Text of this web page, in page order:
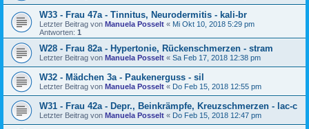
W33 - Frau 47a - Tinnitus, Neurodermitis - kali-br
Letzter Beitrag von Manuela Posselt « Mi Okt 10, 2018 5:29 pm
Antworten: 1
W28 - Frau 82a - Hypertonie, Rückenschmerzen - stram
Letzter Beitrag von Manuela Posselt « Sa Feb 17, 2018 12:38 pm
W32 - Mädchen 3a - Paukenerguss - sil
Letzter Beitrag von Manuela Posselt « Do Feb 15, 2018 12:55 pm
W31 - Frau 42a - Depr., Beinkrämpfe, Kreuzschmerzen - lac-c
Letzter Beitrag von Manuela Posselt « Do Feb 15, 2018 12:47 pm